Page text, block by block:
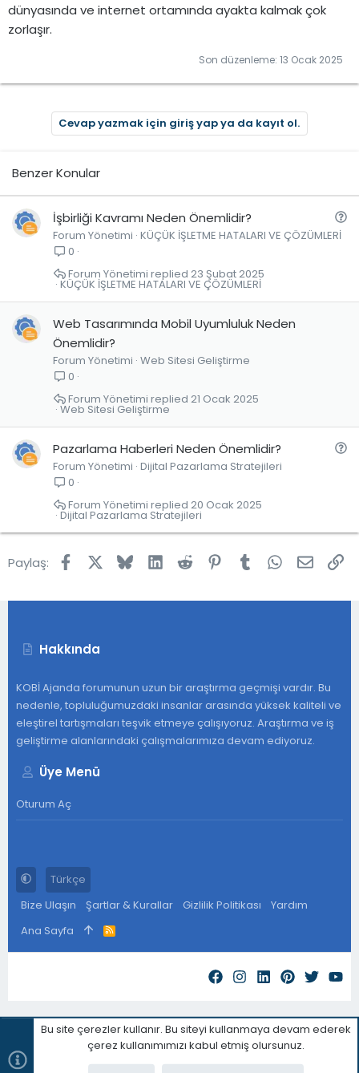
dünyasında ve internet ortamında ayakta kalmak çok
zorlaşır.
Son düzenleme: 13 Ocak 2025
Cevap yazmak için giriş yap ya da kayıt ol.
Benzer Konular
S
İşbirliği Kavramı Neden Önemlidir?
Forum Yönetimi KÜÇÜK İŞLETME HATALARI VE ÇÖZÜMLERİ
0
KÜÇÜK İŞLETME HATALARI VE ÇÖZÜMLERİ
23 Şubat 2025
Forum Yönetimi
Web Tasarımında Mobil Uyumluluk Neden
Önemlidir?
Forum Yönetimi Web Sitesi Geliştirme
0
Web Sitesi Geliştirme
21 Ocak 2025
Forum Yönetimi
S
Pazarlama Haberleri Neden Önemlidir?
Forum Yönetimi Dijital Pazarlama Stratejileri
0
Dijital Pazarlama Stratejileri
20 Ocak 2025
Forum Yönetimi
Paylaş: FacebookBlueskyLinkedInReddit Pinterest
Tumblr WhatsApp
E-
Hakkında
KOBİ Ajanda forumunun uzun bir araştırma geçmişi vardır. Bu
nedenle, topluluğumuzdaki insanlar arasında yüksek kaliteli ve
eleştirel tartışmaları teşvik etmeye çalışıyoruz. Araştırma ve iş
geliştirme alanlarındaki çalışmalarımıza devam ediyoruz.
Üye Menü
Oturum Aç
Türkçe
Bize Ulaşın
Şartlar & Kurallar Gizlilik Politikası
Yardım
Ana Sayfa
R
S
S
Bu site çerezler kullanır. Bu siteyi kullanmaya devam ederek
çerez kullanımımızı kabul etmiş olursunuz.